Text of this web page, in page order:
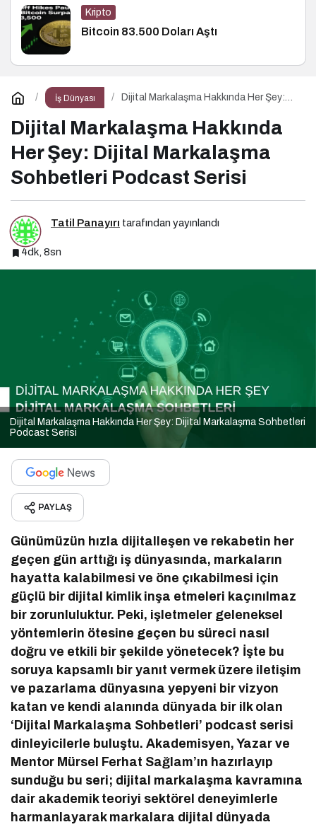
Kripto
Bitcoin 83.500 Doları Aştı
İş Dünyası
Dijital Markalaşma Hakkında Her Şey:
Serisi
Dijital Markalaşma Hakkında
Her Şey: Dijital Markalaşma
Sohbetleri Podcast Serisi
Tatil Panayırı tarafından yayınlandı
4dk, 8sn
Dijital Markalaşma Hakkında Her Şey: Dijital Markalaşma Sohbetleri
Podcast Serisi
PAYLAŞ
Günümüzün hızla dijitalleşen ve rekabetin her
geçen gün arttığı iş dünyasında, markaların
hayatta kalabilmesi ve öne çıkabilmesi için
güçlü bir dijital kimlik inşa etmeleri kaçınılmaz
bir zorunluluktur. Peki, işletmeler geleneksel
yöntemlerin ötesine geçen bu süreci nasıl
doğru ve etkili bir şekilde yönetecek? İşte bu
soruya kapsamlı bir yanıt vermek üzere iletişim
ve pazarlama dünyasına yepyeni bir vizyon
katan ve kendi alanında dünyada bir ilk olan
‘Dijital Markalaşma Sohbetleri’ podcast serisi
dinleyicilerle buluştu. Akademisyen, Yazar ve
Mentor Mürsel Ferhat Sağlam’ın hazırlayıp
sunduğu bu seri; dijital markalaşma kavramına
dair akademik teoriyi sektörel deneyimlerle
harmanlayarak markalara dijital dünyada